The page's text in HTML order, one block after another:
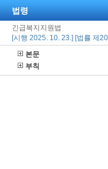
법령
긴급복지지원법
[시행 2025. 10. 23.] [법률 제
본문
부칙